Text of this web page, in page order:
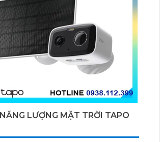
LƯỢNG MẶT TRỜI TAPO